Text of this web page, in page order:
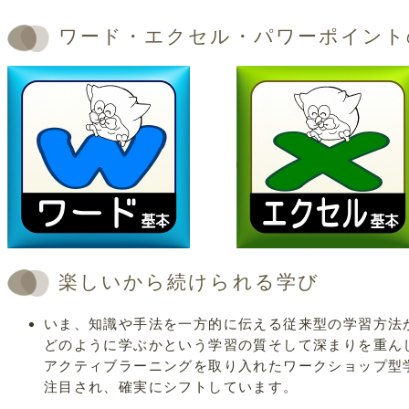
ワード・エクセル・パワーポイン
楽しいから続けられる学び
いま、知識や手法を一方的に伝える従来型の学習方法
どのように学ぶかという学習の質そして深まりを重ん
アクティブラーニングを取り入れたワークショップ型
注目され、確実にシフトしています。